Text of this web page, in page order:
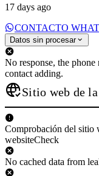
17 days ago
CONTACTO
Datos sin procesar
No response, the
contact adding.
Sitio web de la
Comprobación del sitio
websiteCheck
No cached data from